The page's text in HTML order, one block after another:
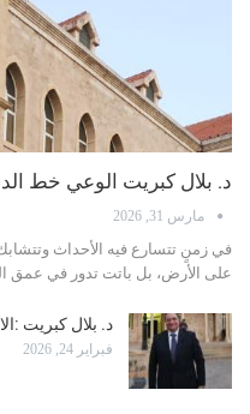
د. بلال كبريت الوعي خط
مارس 31, 2026
في زمنٍ تتسارع فيه الأحداث
على الأرض، بل باتت تدور في عمق
د. بلال كبريت
فبراير 24, 2026